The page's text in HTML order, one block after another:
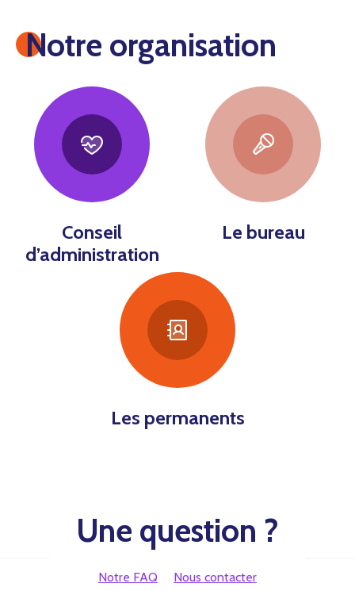
Notre organisation
Conseil
d’administration
Le bureau
Les permanents
Une question ?
Notre FAQ Nous contacter